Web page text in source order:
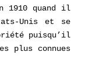
1910 quand il
Unis et se
puisqu’il
plus connues